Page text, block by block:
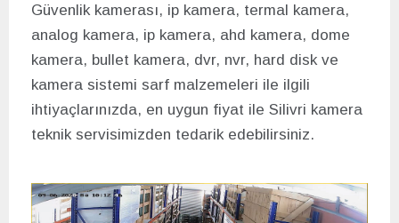
Güvenlik kamerası, ip kamera, termal kamera,
analog kamera, ip kamera, ahd kamera, dome
kamera, bullet kamera, dvr, nvr, hard disk ve
kamera sistemi sarf malzemeleri ile ilgili
ihtiyaçlarınızda, en uygun fiyat ile Silivri kamera
teknik servisimizden tedarik edebilirsiniz.